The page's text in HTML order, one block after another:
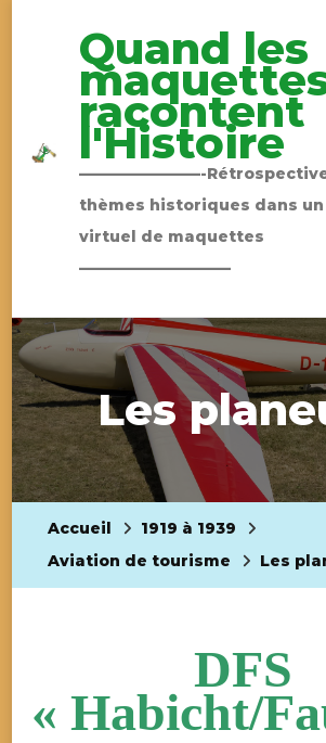
Quand les
racontent
l'Histoire
————————-
thèmes historiques dans un
virtuel de maquettes
——————————
Les
Accueil
1919 à 1939
Aviation de tourisme
Les
DFS
« Habicht/